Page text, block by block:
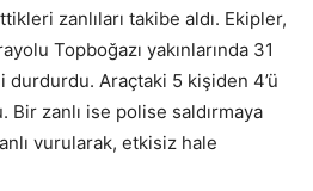
zanlıları takibe aldı. Ekipler,
Topboğazı yakınlarında 31
durdurdu. Araçtaki 5 kişiden 4’ü
zanlı ise polise saldırmaya
vurularak, etkisiz hale